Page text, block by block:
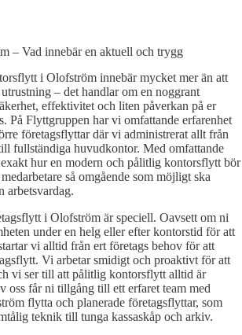
– Vad innebär en aktuell och trygg
i Olofström innebär mycket mer än att
– det handlar om en noggrant
effektivitet och liten påverkan på er
På Flyttgruppen har vi omfattande erfarenhet
företagsflyttar där vi administrerat allt från
fullständiga huvudkontor. Med omfattande
hur en modern och pålitlig kontorsflytt bör
så omgående som möjligt ska
arbetsvardag.
i Olofström är speciell. Oavsett om ni
under en helg eller efter kontorstid för att
vi alltid från ert företags behov för att
Vi arbetar smidigt och proaktivt för att
vi ser till att pålitlig kontorsflytt alltid är
oss får ni tillgång till ett erfaret team med
flytta och planerade företagsflyttar, som
teknik till tunga kassaskåp och arkiv.